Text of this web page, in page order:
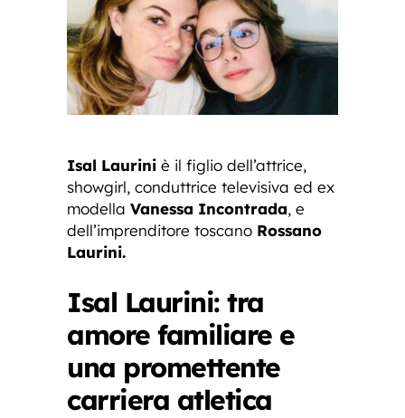
Isal Laurini è il figlio dell’attrice,
showgirl, conduttrice televisiva ed ex
modella Vanessa Incontrada, e
dell’imprenditore toscano Rossano
Laurini.
Isal Laurini: tra
amore familiare e
una promettente
carriera atletica